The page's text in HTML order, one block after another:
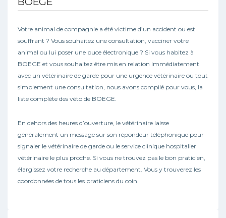
Votre animal de compagnie a été victime d’un accident ou est
souffrant ? Vous souhaitez une consultation, vacciner votre
animal ou lui poser une puce électronique ? Si vous habitez à
BOEGE et vous souhaitez être mis en relation immédiatement
avec un vétérinaire de garde pour une urgence vétérinaire ou tout
simplement une consultation, nous avons compilé pour vous, la
liste complète des véto de BOEGE.
En dehors des heures d’ouverture, le vétérinaire laisse
généralement un message sur son répondeur téléphonique pour
signaler le vétérinaire de garde ou le service clinique hospitalier
vétérinaire le plus proche. Si vous ne trouvez pas le bon praticien,
élargissez votre recherche au département. Vous y trouverez les
coordonnées de tous les praticiens du coin.